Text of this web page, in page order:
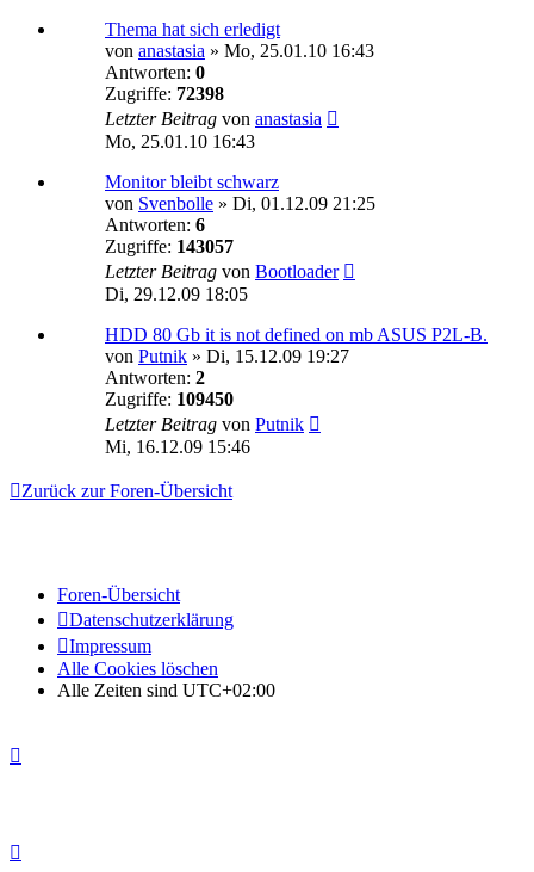
Thema hat sich erledigt
von anastasia » Mo, 25.01.10 16:43
Antworten: 0
Zugriffe: 72398
Letzter Beitrag von anastasia
Mo, 25.01.10 16:43
Monitor bleibt schwarz
von Svenbolle » Di, 01.12.09 21:25
Antworten: 6
Zugriffe: 143057
Letzter Beitrag von Bootloader
Di, 29.12.09 18:05
HDD 80 Gb it is not defined on mb ASUS P2L-B.
von Putnik » Di, 15.12.09 19:27
Antworten: 2
Zugriffe: 109450
Letzter Beitrag von Putnik
Mi, 16.12.09 15:46
Zurück zur Foren-Übersicht
Foren-Übersicht
Datenschutzerklärung
Impressum
Alle Cookies löschen
Alle Zeiten sind UTC+02:00